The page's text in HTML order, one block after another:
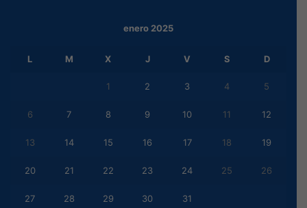
enero 2025
L M X J V S D
1 2 3 4 5
6 7 8 9 10 11 12
13 14 15 16 17 18 19
20 21 22 23 24 25 26
27 28 29 30 31